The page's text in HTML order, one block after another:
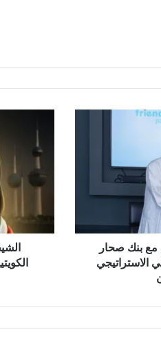
مع بنك صحار
الاستراتيجي